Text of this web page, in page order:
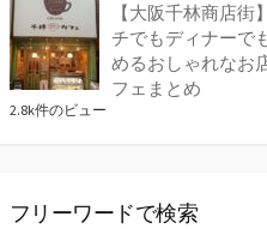
【大阪千林商店街
チでもディナーで
めるおしゃれなお
フェまとめ
2.8k件のビュー
フリーワードで検索